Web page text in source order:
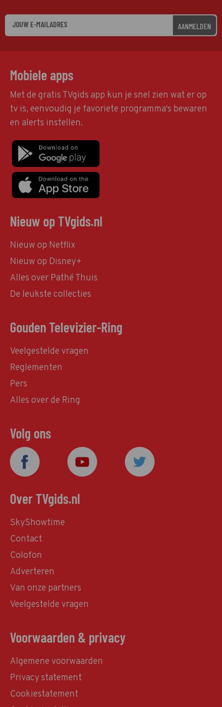
AANMELDEN
Mobiele apps
Met de gratis TVgids app kun je snel zien wat er op
tv is, eenvoudig je favoriete programma's bewaren
en alerts instellen.
Nieuw op TVgids.nl
Nieuw op Netflix
Nieuw op Disney+
Alles over Pathé Thuis
De leukste collecties
Gouden Televizier-Ring
Veelgestelde vragen
Reglementen
Pers
Alles over de Ring
Volg ons
Over TVgids.nl
SkyShowtime
Contact
Colofon
Adverteren
Van onze partners
Veelgestelde vragen
Voorwaarden & privacy
Algemene voorwaarden
Privacy statement
Cookiestatement